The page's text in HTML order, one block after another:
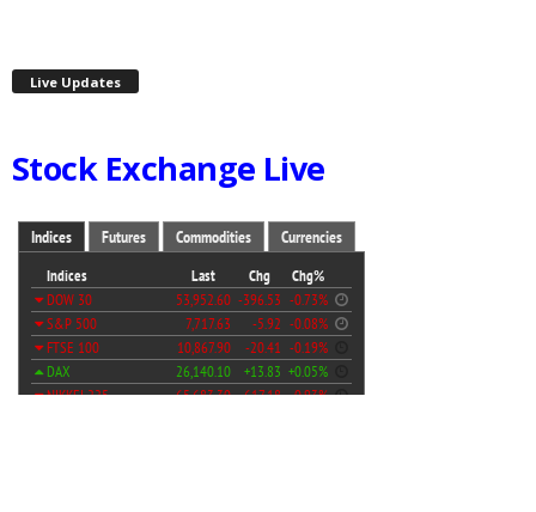
Live Updates
Stock Exchange Live